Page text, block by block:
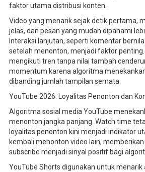
faktor utama distribusi konten.
Video yang menarik sejak detik pertama,
jelas, dan pesan yang mudah dipahami
Interaksi lanjutan, seperti komentar
setelah menonton, menjadi faktor
mengikuti tren tanpa nilai tambah
momentum karena algoritma
dibanding jumlah tampilan semata.
YouTube 2026: Loyalitas Penonton dan
Algoritma sosial media YouTube
menonton jangka panjang. Watch time
loyalitas penonton kini menjadi indikator
kembali menonton video lain,
subscribe menjadi sinyal positif bagi
YouTube Shorts digunakan untuk menarik